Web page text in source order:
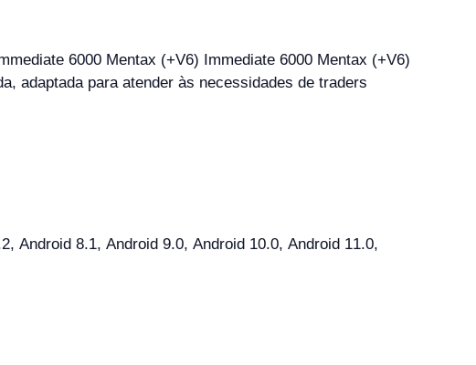
adaptada para atender às necessidades de traders
Android 8.1, Android 9.0, Android 10.0, Android 11.0,